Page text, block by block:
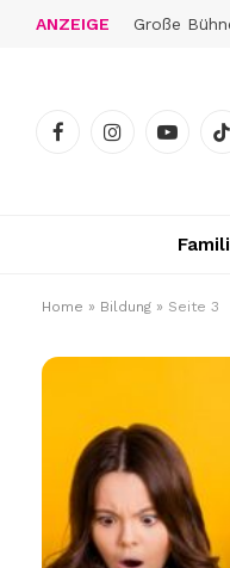
ANZEIGE Große
FacebookInstagramYouTube
Home » Bildung » Seite 3